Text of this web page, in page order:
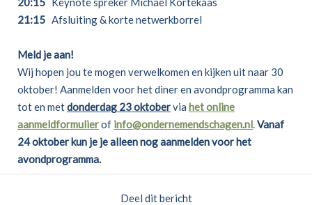
21:15 Afsluiting & korte netwerkborrel
Meld je aan!
Wij hopen jou te mogen verwelkomen en kijken uit naar 30
oktober! Aanmelden voor het diner en avondprogramma kan
tot en metdonderdag 23 oktobervia het online
aanmeldformulierof info@ondernemendschagen.nl.Vanaf
24 oktober kun je je alleen nog aanmelden voor het
avondprogramma.
Deel dit bericht